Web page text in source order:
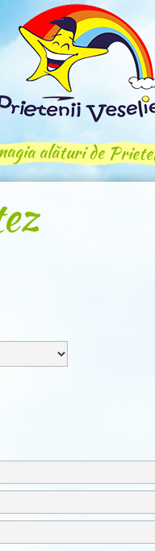
alături de